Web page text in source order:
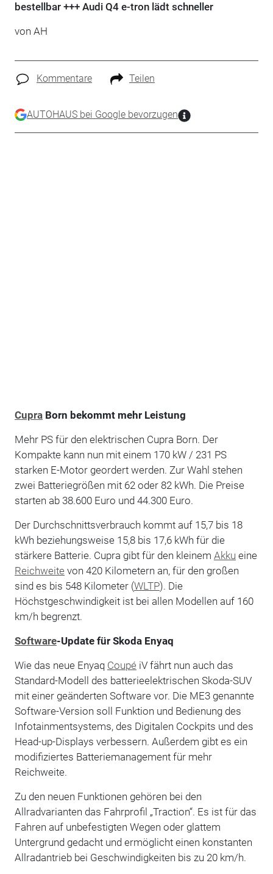
bestellbar +++ Audi Q4 e-tron lädt schneller
von AH
Kommentare Teilen
AUTOHAUS bei Google bevorzugen
CupraBorn bekommt mehr Leistung
Mehr PS für den elektrischen Cupra Born. Der
Kompakte kann nun mit einem 170 kW / 231 PS
starken E-Motor geordert werden. Zur Wahl stehen
zwei Batteriegrößen mit 62 oder 82 kWh. Die Preise
starten ab 38.600 Euro und 44.300 Euro.
Der Durchschnittsverbrauch kommt auf 15,7 bis 18
kWh beziehungsweise 15,8 bis 17,6 kWh für die
stärkere Batterie. Cupra gibt für den kleinem Akku eine
Reichweite von 420 Kilometern an, für den großen
sind es bis 548 Kilometer (WLTP). Die
Höchstgeschwindigkeit ist bei allen Modellen auf 160
km/h begrenzt.
Software-Update für Skoda Enyaq
Wie das neue Enyaq Coupé iV fährt nun auch das
Standard-Modell des batterieelektrischen Skoda-SUV
mit einer geänderten Software vor. Die ME3 genannte
Software-Version soll Funktion und Bedienung des
Infotainmentsystems, des Digitalen Cockpits und des
Head-up-Displays verbessern. Außerdem gibt es ein
modifiziertes Batteriemanagement für mehr
Reichweite.
Zu den neuen Funktionen gehören bei den
Allradvarianten das Fahrprofil „Traction“. Es ist für das
Fahren auf unbefestigten Wegen oder glattem
Untergrund gedacht und ermöglicht einen konstanten
Allradantrieb bei Geschwindigkeiten bis zu 20 km/h.